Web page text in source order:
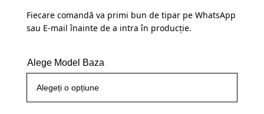
Fiecare comandă va primi bun de tipar pe WhatsApp
sau E-mail înainte de a intra în producție.
Alege Model Baza